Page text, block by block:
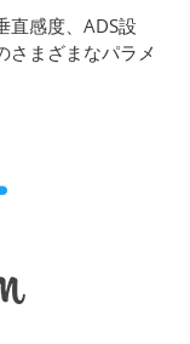
直感度、ADS設
さまざまなパラメ